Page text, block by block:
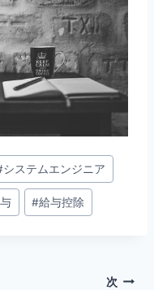
システムエンジニア
#給与控除
次